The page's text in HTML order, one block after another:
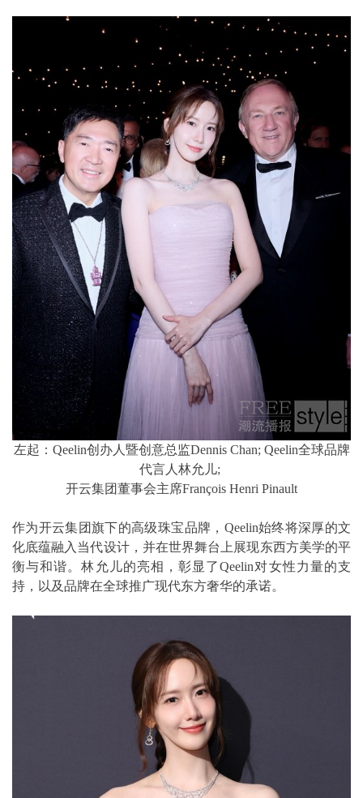
左起：Qeelin创办人暨创意总监Dennis Chan; Qeelin全球品牌
代言人林允儿;
开云集团董事会主席François Henri Pinault
作为开云集团旗下的高级珠宝品牌，Qeelin始终将深厚的文
化底蕴融入当代设计，并在世界舞台上展现东西方美学的平
衡与和谐。林允儿的亮相，彰显了Qeelin对女性力量的支
持，以及品牌在全球推广现代东方奢华的承诺。